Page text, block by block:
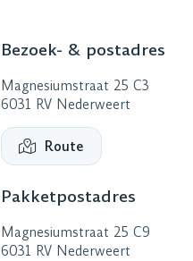
Bezoek- & postadres
Magnesiumstraat 25 C3
6031 RV Nederweert
Route
Pakketpostadres
Magnesiumstraat 25 C9
6031 RV Nederweert